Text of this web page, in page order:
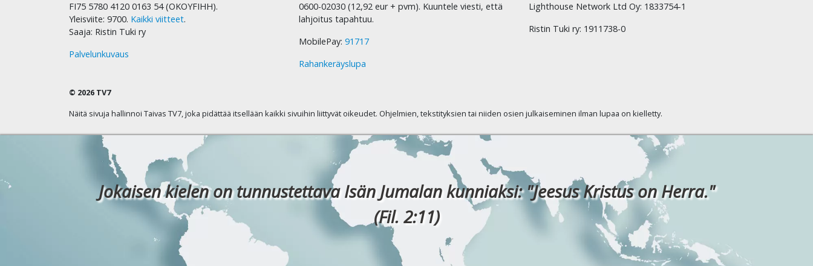
FI75 5780 4120 0163 54 (OKOYFIHH).
Yleisviite: 9700. Kaikki viitteet.
Saaja: Ristin Tuki ry
Palvelunkuvaus
0600-02030 (12,92 eur + pvm). Kuuntele viesti, että
lahjoitus tapahtuu.
MobilePay: 91717
Rahankeräyslupa
Lighthouse Network Ltd Oy: 1833754-1
Ristin Tuki ry: 1911738-0
© 2026 TV7
Näitä sivuja hallinnoi Taivas TV7, joka pidättää itsellään kaikki sivuihin liittyvät oikeudet. Ohjelmien, tekstityksien tai niiden osien julkaiseminen ilman lupaa on kielletty.
Jokaisen kielen on tunnustettava Isän Jumalan kunniaksi: "Jeesus Kristus on Herra."
(Fil. 2:11)